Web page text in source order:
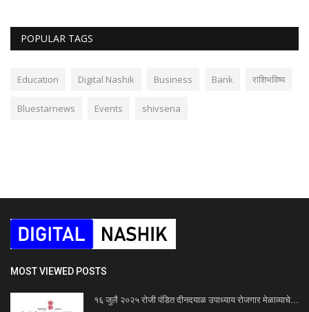
POPULAR TAGS
Education Digital Nashik Business Bank राशिभविष्य
Bluestarnews Events shivsena
MOST VIEWED POSTS
१६ जुलै २०२५ रोजी पंडित दीनदयाळ उपाध्याय रोजगार मेळाव्याचे...